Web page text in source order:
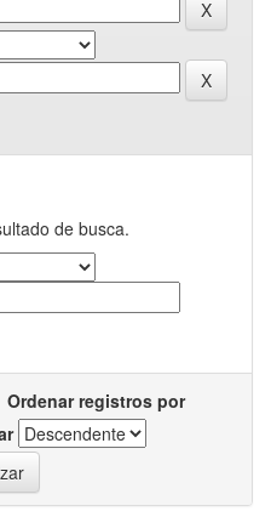
de busca.
Ordenar registros por